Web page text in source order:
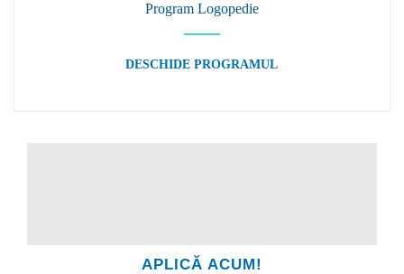
Program Logopedie
DESCHIDE PROGRAMUL
APLICĂ ACUM!